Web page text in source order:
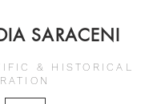
& HISTORICAL
SARACENI